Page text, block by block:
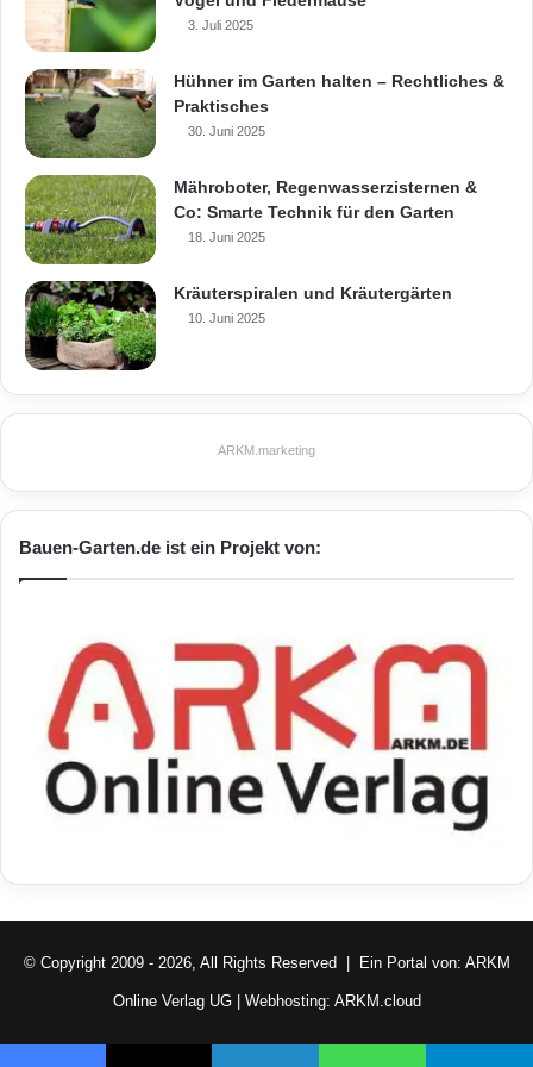
aufzubrechen. Weitere Informationen und viele
Details und Eindrücke zu jedem Modell im
exklusiven Kaminsortiment gibt es unter
www.ruegg-kamine.de und unter
www.homeplaza.de.
Eckkamin
freistehender Kamin
3. Juli 2025
Hühner im Garten halten – Rechtliches &
Praktisches
30. Juni 2025
Mähroboter, Regenwasserzisternen &
Co: Smarte Technik für den Garten
18. Juni 2025
Kräuterspiralen und Kräutergärten
10. Juni 2025
ARKM.marketing
Bauen-Garten.de ist ein Projekt von:
© Copyright 2009 - 2026, All Rights Reserved | Ein Portal von: ARKM
Online Verlag UG| Webhosting: ARKM.cloud